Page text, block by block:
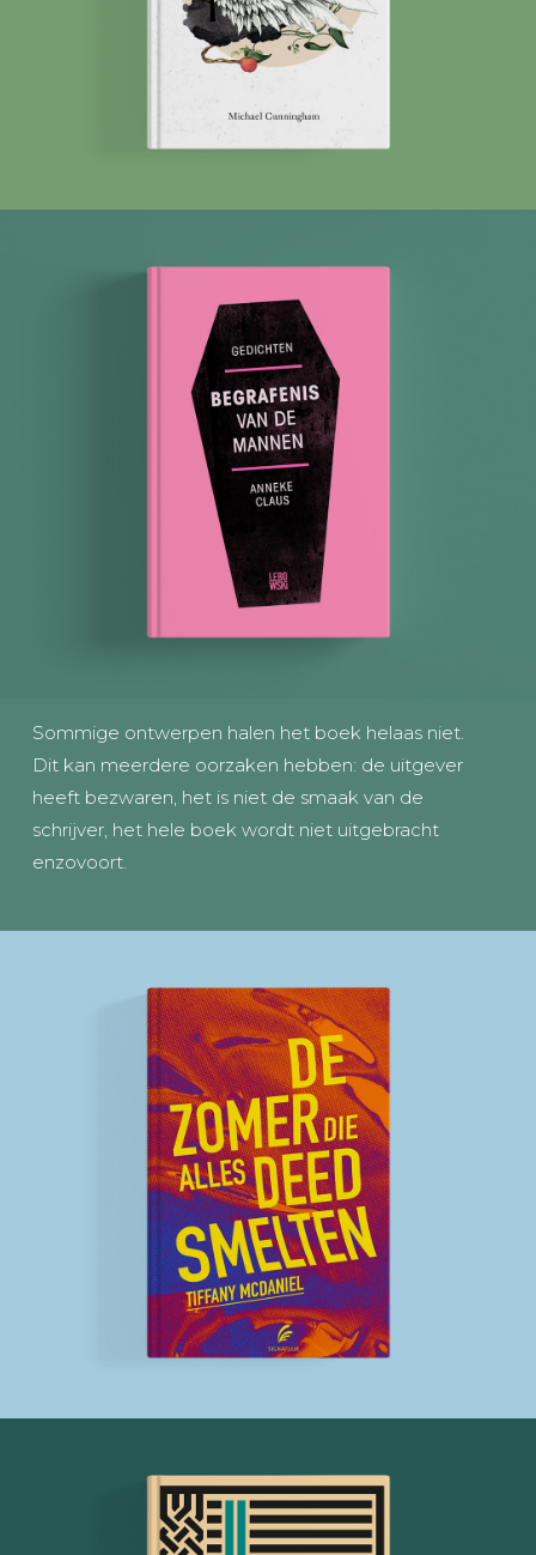
Sommige ontwerpen halen het boek helaas niet.
Dit kan meerdere oorzaken hebben: de uitgever
heeft bezwaren, het is niet de smaak van de
schrijver, het hele boek wordt niet uitgebracht
enzovoort.